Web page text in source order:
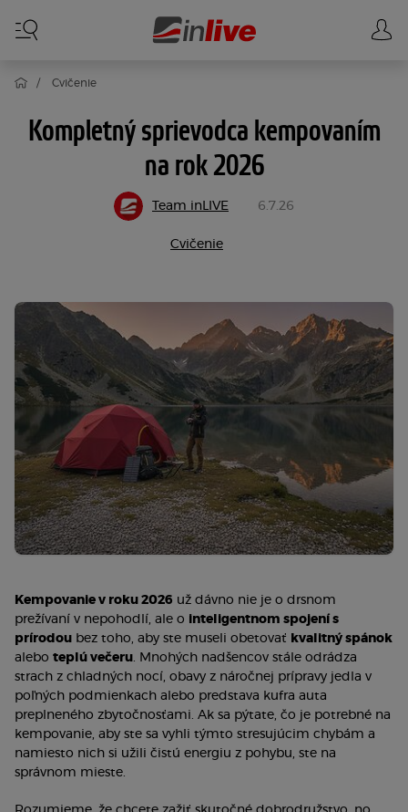
Cvičenie
Kompletný sprievodca kempovaním
na rok 2026
Team inLIVE 6.7.26
Cvičenie
Kempovanie v roku 2026 už dávno nie je o drsnom
prežívaní v nepohodlí, ale o inteligentnom spojení s
prírodou bez toho, aby ste museli obetovať kvalitný spánok
alebo teplú večeru. Mnohých nadšencov stále odrádza
strach z chladných nocí, obavy z náročnej prípravy jedla v
poľných podmienkach alebo predstava kufra auta
preplneného zbytočnosťami. Ak sa pýtate, čo je potrebné na
kempovanie, aby ste sa vyhli týmto stresujúcim chybám a
namiesto nich si užili čistú energiu z pohybu, ste na
správnom mieste.